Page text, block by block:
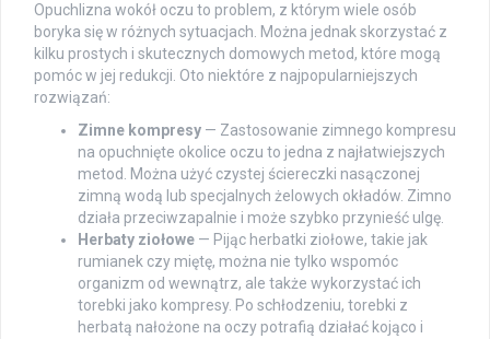
Opuchlizna wokół oczu to problem, z którym wiele osób
boryka się w różnych sytuacjach. Można jednak skorzystać z
kilku prostych i skutecznych domowych metod, które mogą
pomóc w jej redukcji. Oto niektóre z najpopularniejszych
rozwiązań:
Zimne kompresy — Zastosowanie zimnego kompresu
na opuchnięte okolice oczu to jedna z najłatwiejszych
metod. Można użyć czystej ściereczki nasączonej
zimną wodą lub specjalnych żelowych okładów. Zimno
działa przeciwzapalnie i może szybko przynieść ulgę.
Herbaty ziołowe — Pijąc herbatki ziołowe, takie jak
rumianek czy miętę, można nie tylko wspomóc
organizm od wewnątrz, ale także wykorzystać ich
torebki jako kompresy. Po schłodzeniu, torebki z
herbatą nałożone na oczy potrafią działać kojąco i